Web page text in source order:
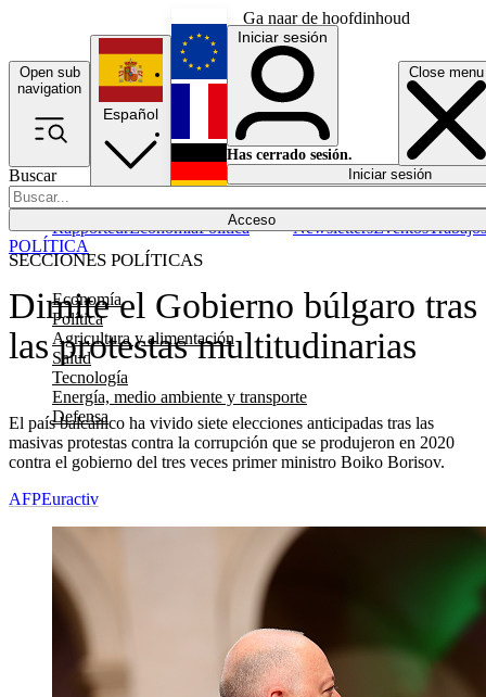
Ga naar de hoofdinhoud
Open sub
navigation
Close menu
Buscar
Acceso
SECCIONES POLÍTICAS
Economía
Política
Agricultura y alimentación
Salud
Tecnología
Energía, medio ambiente y transporte
Defensa
RapporteurEconomíaPolítica NewslettersEventosTrabajos
Español
English
Français
Iniciar sesión
Has cerrado sesión.
Iniciar sesión
Dimite el Gobierno búlgaro tras
las protestas multitudinarias
El país balcánico ha vivido siete elecciones anticipadas tras las
masivas protestas contra la corrupción que se produjeron en 2020
contra el gobierno del tres veces primer ministro Boiko Borisov.
POLÍTICA
AFPEuractiv